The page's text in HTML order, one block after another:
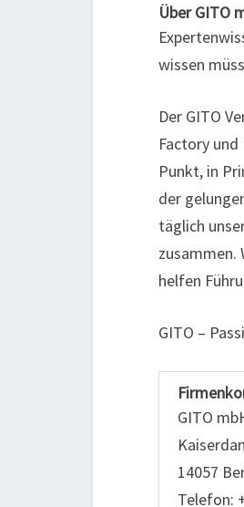
Über GITO
wissen
Der GITO
Factory
Punkt, in
der
täglich
zusammen.
helfen
GITO –
GITO
14057
Telefon: